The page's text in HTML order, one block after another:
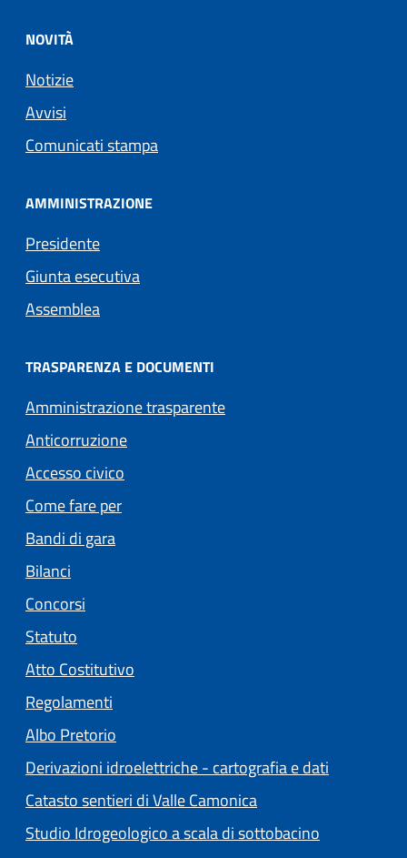
NOVITÀ
Notizie
Avvisi
Comunicati stampa
AMMINISTRAZIONE
Presidente
Giunta esecutiva
Assemblea
TRASPARENZA E DOCUMENTI
Amministrazione trasparente
Anticorruzione
Accesso civico
Come fare per
Bandi di gara
Bilanci
Concorsi
Statuto
Atto Costitutivo
Regolamenti
Albo Pretorio
Derivazioni idroelettriche - cartografia e dati
Catasto sentieri di Valle Camonica
Studio Idrogeologico a scala di sottobacino